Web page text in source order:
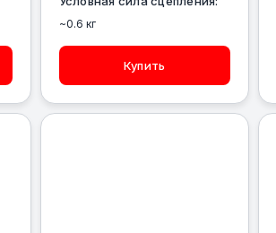
~0.6 кг
Купить